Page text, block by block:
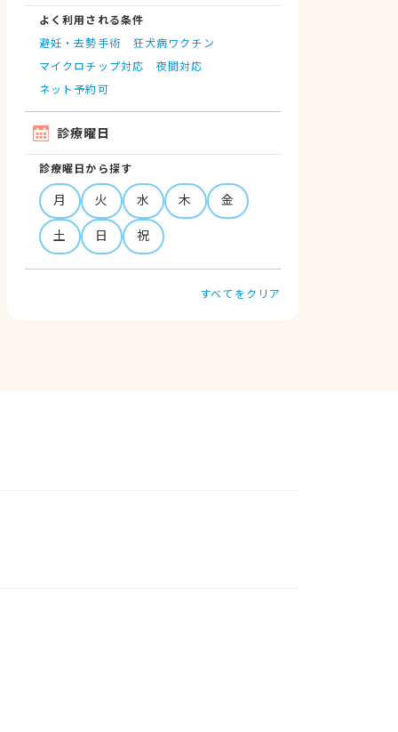
よく利用される条件
避妊・去勢手術
狂犬病ワクチン
マイクロチップ対応
夜間対応
ネット予約可
診療曜日
診療曜日から探す
月 火 水 木
金
土
日 祝
すべてをクリア